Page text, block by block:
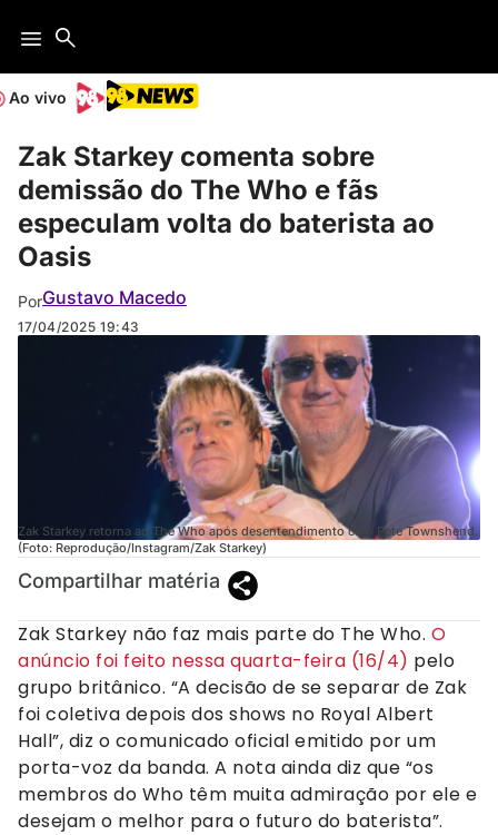
Ao vivo
Zak Starkey comenta sobre
demissão do The Who e fãs
especulam volta do baterista ao
Oasis
PorGustavo Macedo
17/04/2025 19:43
Zak Starkey retorna ao The Who após desentendimento com Pete Townshend.
(Foto: Reprodução/Instagram/Zak Starkey)
Compartilhar matéria
Zak Starkey não faz mais parte do The Who. O
anúncio foi feito nessa quarta-feira (16/4) pelo
grupo britânico. “A decisão de se separar de Zak
foi coletiva depois dos shows no Royal Albert
Hall”, diz o comunicado oficial emitido por um
porta-voz da banda. A nota ainda diz que “os
membros do Who têm muita admiração por ele e
desejam o melhor para o futuro do baterista”.